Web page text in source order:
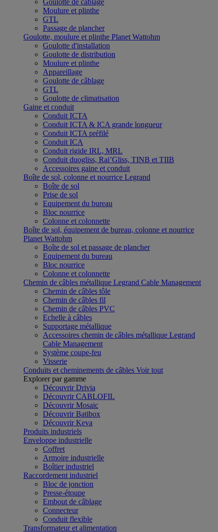
Goulotte de câblage
Moulure et plinthe
GTL
Passage de plancher
Goulotte, moulure et plinthe Planet Wattohm
Goulotte d'installation
Goulotte de distribution
Moulure et plinthe
Appareillage
Goulotte de câblage
GTL
Goulotte de climatisation
Gaine et conduit
Conduit ICTA
Conduit ICTA & ICA grande longueur
Conduit ICTA préfilé
Conduit ICA
Conduit rigide IRL, MRL
Conduit duogliss, Rai’Gliss, TINB et TIIB
Accessoires gaine et conduit
Boîte de sol, colonne et nourrice Legrand
Boîte de sol
Prise de sol
Equipement du bureau
Bloc nourrice
Colonne et colonnette
Boîte de sol, équipement de bureau, colonne et nourrice
Planet Wattohm
Boîte de sol et passage de plancher
Equipement du bureau
Bloc nourrice
Colonne et colonnette
Chemin de câbles métallique Legrand Cable Management
Chemin de câbles tôle
Chemin de câbles fil
Chemin de câbles PVC
Echelle à câbles
Supportage métallique
Accessoires chemin de câbles métallique Legrand
Cable Management
Système coupe-feu
Visserie
Conduits et cheminements de câbles Voir tout
Explorer par gamme
Découvrir Drivia
Découvrir CABLOFIL
Découvrir Mosaic
Découvrir Batibox
Découvrir Keva
Produits industriels
Enveloppe industrielle
Coffret
Armoire industrielle
Boîtier industriel
Raccordement industriel
Bloc de jonction
Presse-étoupe
Embout de câblage
Connecteur
Conduit flexible
Transformateur et alimentation